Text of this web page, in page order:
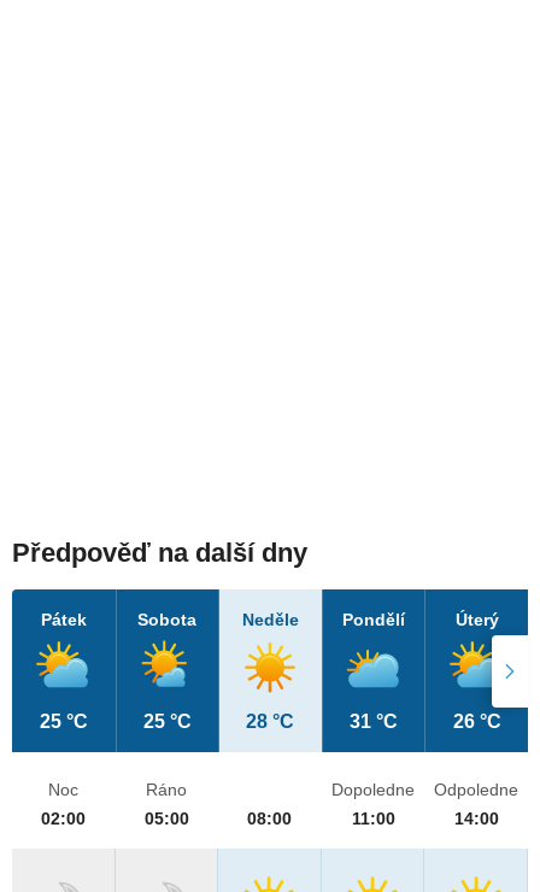
Předpověď na další dny
Pátek
25 °C
Sobota
25 °C
Neděle
28 °C
Pondělí
31 °C
Úterý
26 °C
Noc
02:00
Ráno
05:00
08:00
Dopoledne
11:00
Odpoledne
14:00